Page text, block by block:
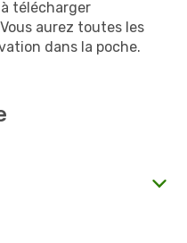
télécharger
aurez toutes les
dans la poche.